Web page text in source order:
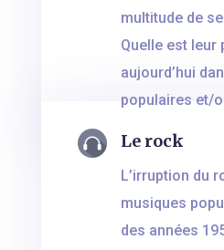
multitude de
Quelle est leur
aujourd’hui
populaires et/
Le rock
L’irruption du
musiques
des années